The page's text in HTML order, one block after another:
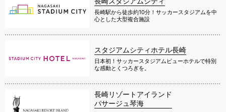
長崎駅から徒歩約10分！サッカースタジアムを中
心とした大型複合施設
スタジアムシティホテル長崎
日本初！サッカースタジアムビューホテルで特別
な感動とくつろぎを。
長崎リゾートアイランド
パサージュ琴海